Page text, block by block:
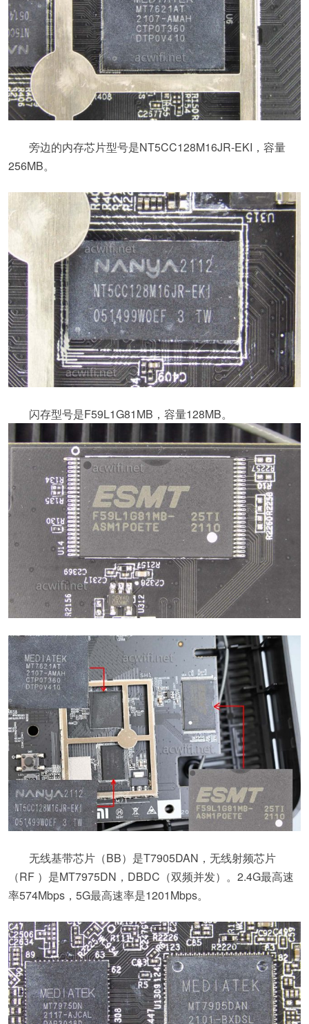
旁边的内存芯片型号是NT5CC128M16JR-EKI，容量
256MB。
闪存型号是F59L1G81MB，容量128MB。
无线基带芯片（BB）是T7905DAN，无线射频芯片
（RF ）是MT7975DN，DBDC（双频并发）。2.4G最高速
率574Mbps，5G最高速率是1201Mbps。